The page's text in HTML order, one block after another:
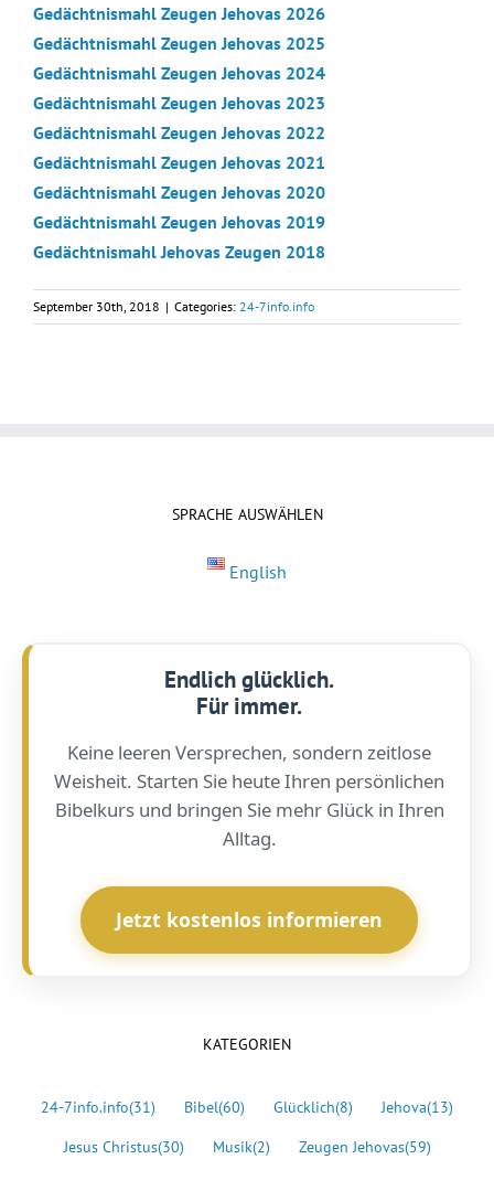
Gedächtnismahl Zeugen Jehovas 2026
Gedächtnismahl Zeugen Jehovas 2025
Gedächtnismahl Zeugen Jehovas 2024
Gedächtnismahl Zeugen Jehovas 2023
Gedächtnismahl Zeugen Jehovas 2022
Gedächtnismahl Zeugen Jehovas 2021
Gedächtnismahl Zeugen Jehovas 2020
Gedächtnismahl Zeugen Jehovas 2019
Gedächtnismahl Jehovas Zeugen 2018
September 30th, 2018 | Categories: 24-7info.info
SPRACHE AUSWÄHLEN
English
Endlich glücklich.
Für immer.
Keine leeren Versprechen, sondern zeitlose
Weisheit. Starten Sie heute Ihren persönlichen
Bibelkurs und bringen Sie mehr Glück in Ihren
Alltag.
Jetzt kostenlos informieren
KATEGORIEN
24-7info.info(31) Bibel(60) Glücklich(8) Jehova(13)
Jesus Christus(30) Musik(2) Zeugen Jehovas(59)